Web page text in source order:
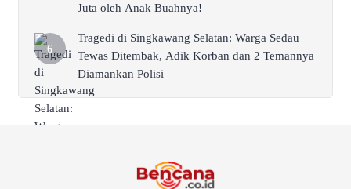
Juta oleh Anak Buahnya!
Tragedi di Singkawang Selatan: Warga Sedau
Tewas Ditembak, Adik Korban dan 2 Temannya
Diamankan Polisi